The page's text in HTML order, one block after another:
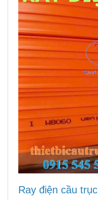
Ray điện cầu